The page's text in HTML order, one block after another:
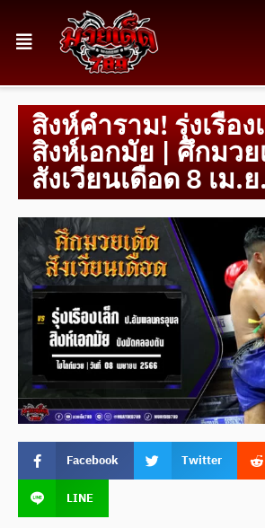
สิงห์คำราม! รุ่งเรือง
สิงห์เอกมัย | ศึกมว
สังเวียนเดือด 8 เม.
Facebook Twitter
LINE